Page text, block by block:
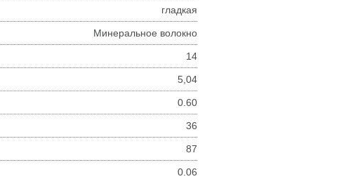
гладкая
Минеральное волокно
14
5,04
0.60
36
87
0.06